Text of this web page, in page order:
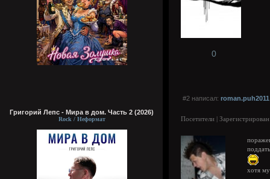
Григорий Лепс - Мира в дом. Часть 2 (2026)
Rock / Неформат
0
#2 написал: roman.puh2011
Посетители |
хотя